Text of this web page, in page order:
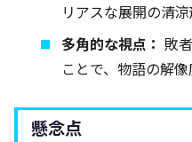
リアスな展開の清涼
多角的な視点： 敗
ことで、物語の解像
懸念点